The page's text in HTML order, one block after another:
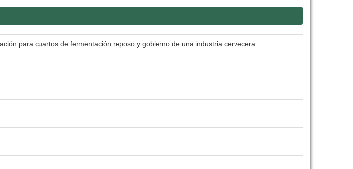
para cuartos de fermentación reposo y gobierno de una industria cervecera.